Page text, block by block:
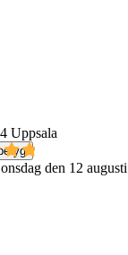
Uppsala
onsdag den 12 augusti